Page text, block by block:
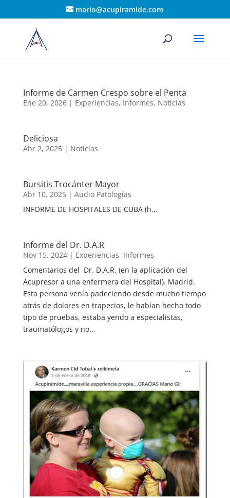
mario@acupiramide.com
Informe de Carmen Crespo sobre el Penta
Ene 20, 2026| Experiencias, Informes, Noticias
Deliciosa
Abr 2, 2025| Noticias
Bursitis Trocánter Mayor
Abr 10, 2025| Audio Patologías
INFORME DE HOSPITALES DE CUBA (h...
Informe del Dr. D.A.R
Nov 15, 2024| Experiencias, Informes
Comentarios del Dr. D.A.R. (en la aplicación del
Acupresor a una enfermera del Hospital). Madrid.
Esta persona venía padeciendo desde mucho tiempo
atrás de dolores en trapecios, le habían hecho todo
tipo de pruebas, estaba yendo a especialistas,
traumatólogos y no...